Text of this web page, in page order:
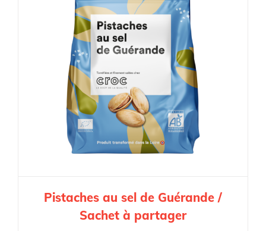
Pistaches au sel de Guérande /
Sachet à partager